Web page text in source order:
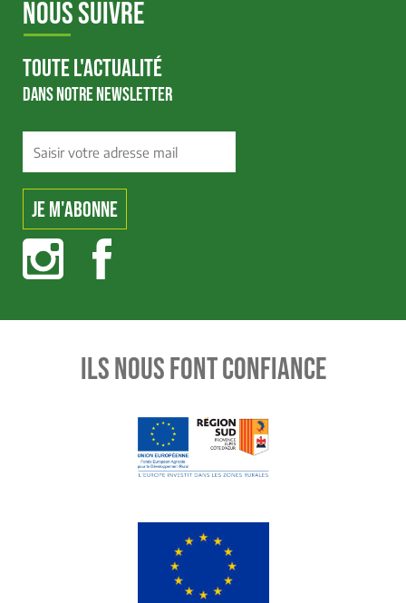
NOUS SUIVRE
TOUTE L'ACTUALITÉ
DANS NOTRE NEWSLETTER
ILS NOUS FONT CONFIANCE